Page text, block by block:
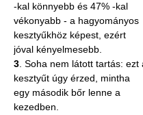
-kal könnyebb és 47% -kal
vékonyabb - a hagyományos
kesztyűkhöz képest, ezért
jóval kényelmesebb.
3 . Soha nem látott tartás: ezt
kesztyűt úgy érzed, mintha
egy második bőr lenne a
kezedben.